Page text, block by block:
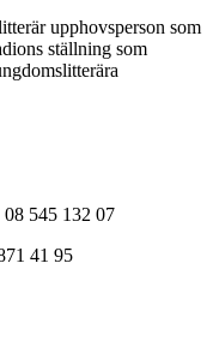
upphovsperson som
ställning som
545 132 07
41 95